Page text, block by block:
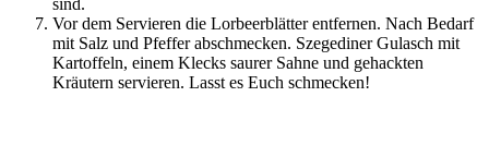
Vor dem Servieren die Lorbeerblätter entfernen. Nach Bedarf
mit Salz und Pfeffer abschmecken. Szegediner Gulasch mit
Kartoffeln, einem Klecks saurer Sahne und gehackten
Kräutern servieren. Lasst es Euch schmecken!